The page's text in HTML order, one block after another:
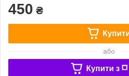
450 ₴
або
Купити з